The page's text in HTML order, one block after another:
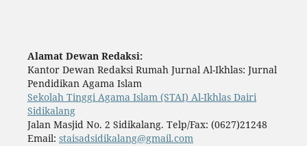
Alamat Dewan Redaksi:
Kantor Dewan Redaksi Rumah Jurnal Al-Ikhlas: Jurnal
Pendidikan Agama Islam
Sekolah Tinggi Agama Islam (STAI) Al-Ikhlas Dairi
Sidikalang
Jalan Masjid No. 2 Sidikalang. Telp/Fax: (0627)21248
Email: staisadsidikalang@gmail.com